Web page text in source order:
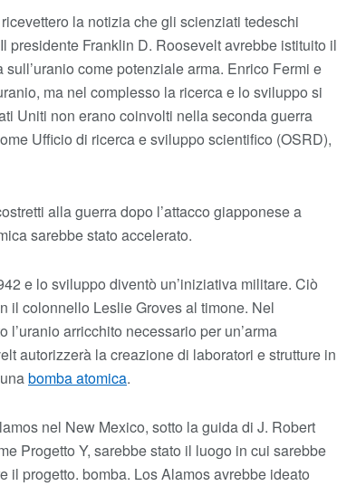
la notizia che gli scienziati tedeschi
presidente Franklin D. Roosevelt avrebbe istituito il
come potenziale arma. Enrico Fermi e
ma nel complesso la ricerca e lo sviluppo si
Uniti non erano coinvolti nella seconda guerra
Ufficio di ricerca e sviluppo scientifico (OSRD),
alla guerra dopo l’attacco giapponese a
sarebbe stato accelerato.
e lo sviluppo diventò un’iniziativa militare. Ciò
il colonnello Leslie Groves al timone. Nel
arricchito necessario per un’arma
autorizzerà la creazione di laboratori e strutture in
bomba atomica.
nel New Mexico, sotto la guida di J. Robert
Progetto Y, sarebbe stato il luogo in cui sarebbe
il progetto. bomba. Los Alamos avrebbe ideato